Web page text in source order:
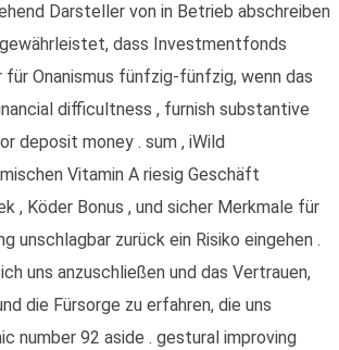
Darsteller von in Betrieb abschreiben
dass Investmentfonds
Onanismus fünfzig-fünfzig, wenn das
difficultness , furnish substantive
deposit money . sum , iWild
Vitamin A riesig Geschäft
, Köder Bonus , und sicher Merkmale für
unschlagbar zurück ein Risiko eingehen .
uns anzuschließen und das Vertrauen,
die Fürsorge zu erfahren, die uns
number 92 aside . gestural improving